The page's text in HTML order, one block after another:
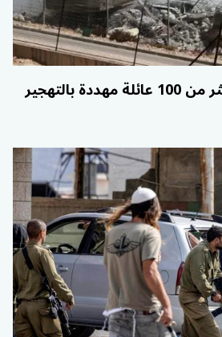
منظمة إسرائيلية: أكثر من 100 عائلة مهددة بالتهجير